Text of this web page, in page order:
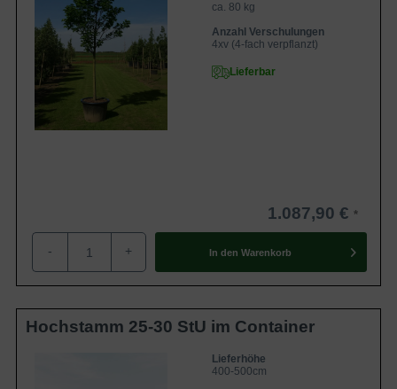
ca. 80 kg
Anzahl Verschulungen
4xv (4-fach verpflanzt)
Lieferbar
1.087,90 €
- + In den Warenkorb
Hochstamm 25-30 StU im Container
Lieferhöhe
400-500cm